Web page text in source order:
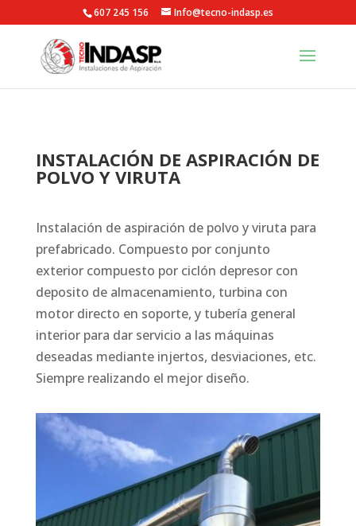
607 245 156 Info@tecno-indasp.es
INSTALACIÓN DE ASPIRACIÓN DE
POLVO Y VIRUTA
Instalación de aspiración de polvo y viruta para
prefabricado. Compuesto por conjunto
exterior compuesto por ciclón depresor con
deposito de almacenamiento, turbina con
motor directo en soporte, y tubería general
interior para dar servicio a las máquinas
deseadas mediante injertos, desviaciones, etc.
Siempre realizando el mejor diseño.